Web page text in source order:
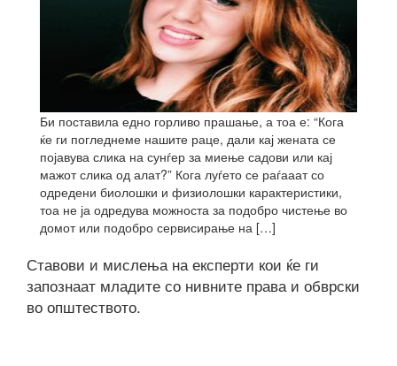
Би поставила едно горливо прашање, а тоа е: “Кога
ќе ги погледнеме нашите раце, дали кај жената се
појавува слика на сунѓер за миење садови или кај
мажот слика од алат?” Кога луѓето се раѓааат со
одредени биолошки и физиолошки карактеристики,
тоа не ја одредува можноста за подобро чистење во
домот или подобро сервисирање на […]
Ставови и мислења на експерти кои ќе ги
запознаат младите со нивните права и обврски
во општеството.